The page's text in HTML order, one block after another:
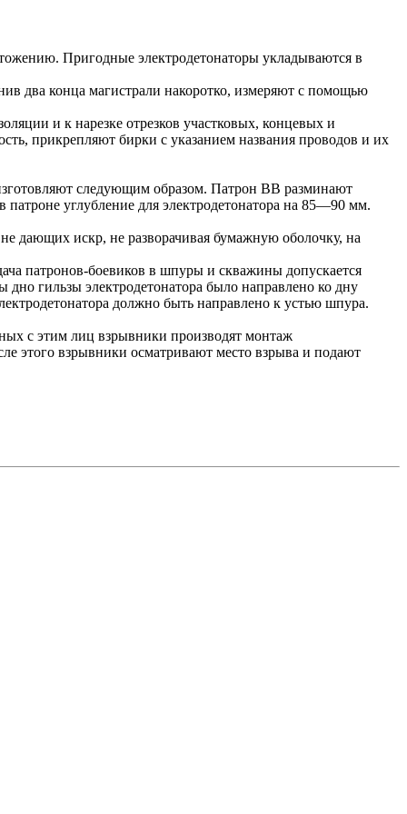
Пригодные электродетонаторы укладываются в
два конца магистрали накоротко, измеряют с помощью
и к нарезке отрезков участковых, концевых и
прикрепляют бирки с указанием названия проводов и их
следующим образом. Патрон ВВ разминают
углубление для электродетонатора на 85—90 мм.
дающих искр, не разворачивая бумажную оболочку, на
патронов-боевиков в шпуры и скважины допускается
дно гильзы электродетонатора было направлено ко дну
должно быть направлено к устью шпура.
с этим лиц взрывники производят монтаж
этого взрывники осматривают место взрыва и подают